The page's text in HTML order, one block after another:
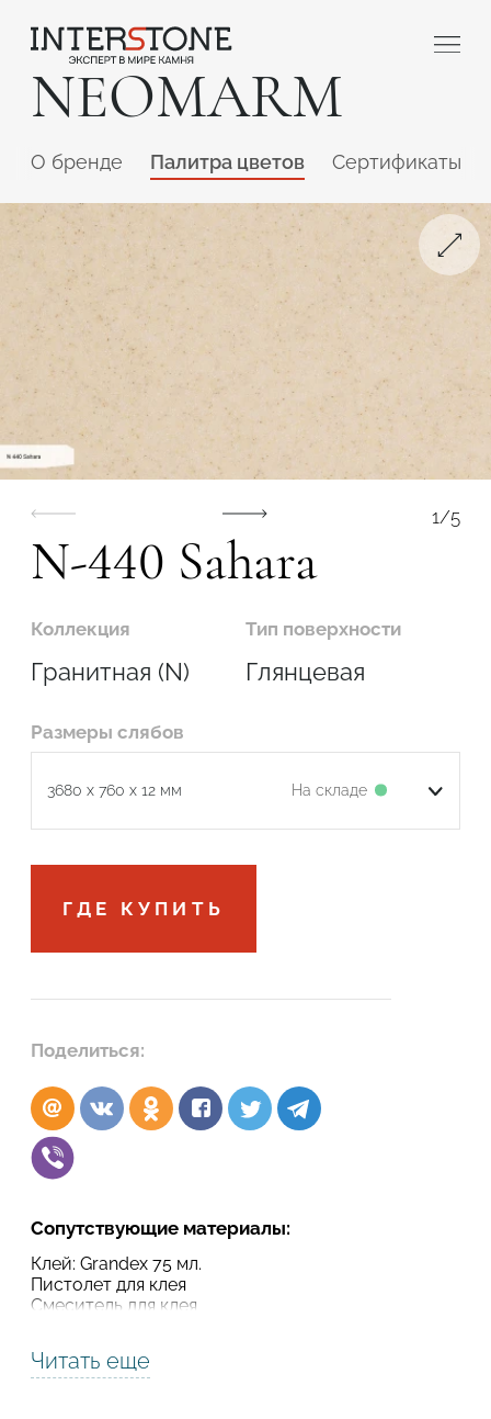
NEOMARM
O бренде Палитра цветов Сертификаты
1/5
N-440 Sahara
Коллекция
Гранитная (N)
Тип поверхности
Глянцевая
Размеры слябов
3680 x 760 x 12 мм На складе
ГДЕ КУПИТЬ
Поделиться:
Сопутствующие материалы:
Клей: Grandex 75 мл.
Пистолет для клея
Смеситель для клея
Читать еще
Ваша сфера деятельности
Обработчик Дизайнер
Подтвердите, что вы не робот
ОТПРАВИТЬ ПРОЕКТ
Подтвердите, что вы не робот
ОТПРАВИТЬ